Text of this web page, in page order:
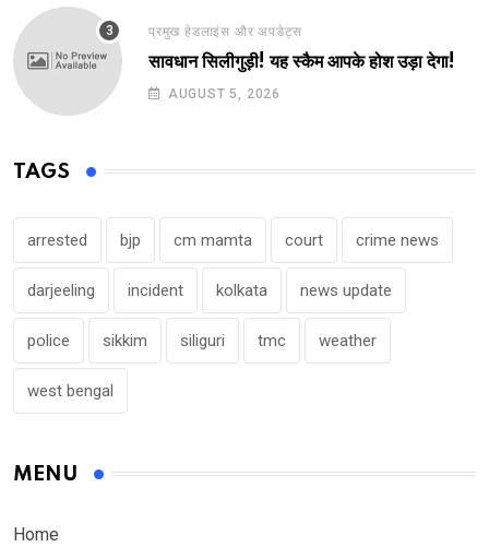
प्रमुख हेडलाइंस और अपडेट्स
सावधान सिलीगुड़ी! यह स्कैम आपके होश उड़ा देगा!
AUGUST 5, 2026
TAGS
arrested bjp cm mamta court crime news
darjeeling incident kolkata news update
police sikkim siliguri tmc weather
west bengal
MENU
Home